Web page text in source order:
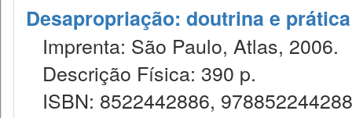
Desapropriação: doutrina e prática
Imprenta: São Paulo, Atlas, 2006.
Descrição Física: 390 p.
ISBN: 8522442886,